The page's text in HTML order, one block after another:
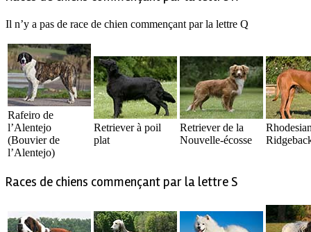
Il n’y a pas de race de chien commençant par la lettre Q
Rafeiro de
l’Alentejo
(Bouvier de
l’Alentejo)
Retriever à poil
plat
Retriever de la
Nouvelle-écosse
Races de chiens commençant par la lettre S